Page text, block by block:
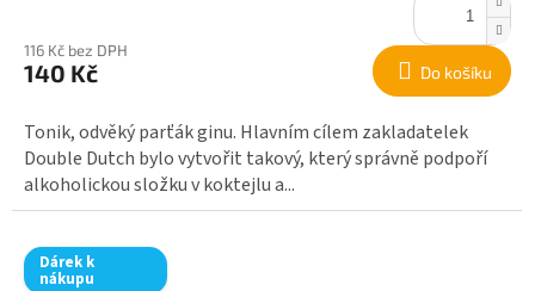
116 Kč bez DPH
140 Kč Do košíku
Tonik, odvěký parťák ginu. Hlavním cílem zakladatelek
Double Dutch bylo vytvořit takový, který správně podpoří
alkoholickou složku v koktejlu a...
Dárek k
nákupu